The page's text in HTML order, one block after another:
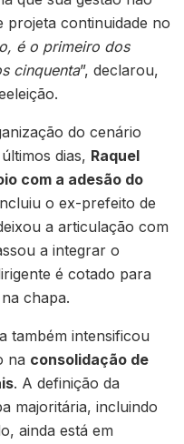
projeta continuidade no
é o primeiro dos
cinquenta”, declarou,
do cenário
dias, Raquel
com a adesão do
o ex-prefeito de
a articulação com
a integrar o
é cotado para
chapa.
também intensificou
na consolidação de
. A definição da
majoritária, incluindo
ainda está em